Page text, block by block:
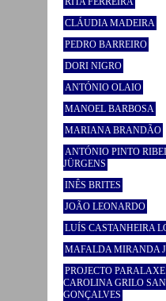
CLÁUDIA MADEIRA
PEDRO BARREIRO
DORI NIGRO
ANTÓNIO OLAIO
MANOEL BARBOSA
MARIANA BRANDÃO
ANTÓNIO PINTO
JÜRGENS
INÊS BRITES
JOÃO LEONARDO
LUÍS CASTANHEIRA
MAFALDA MIRANDA
PROJECTO
CAROLINA GRILO
GONÇALVES